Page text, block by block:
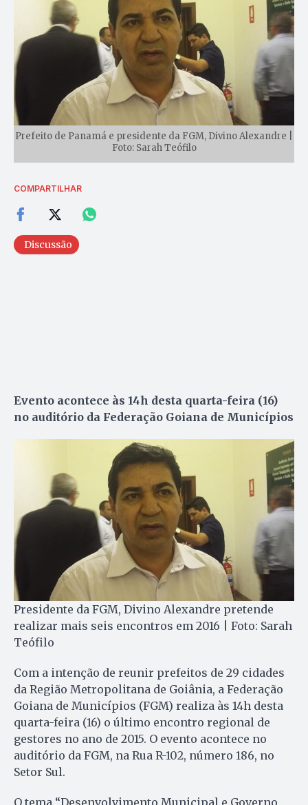
Prefeito de Panamá e presidente da FGM, Divino Alexandre |
Foto: Sarah Teófilo
COMPARTILHAR
Discussão
Evento acontece às 14h desta quarta-feira (16)
no auditório da Federação Goiana de Municípios
Presidente da FGM, Divino Alexandre pretende
realizar mais seis encontros em 2016 | Foto: Sarah
Teófilo
Com a intenção de reunir prefeitos de 29 cidades
da Região Metropolitana de Goiânia, a Federação
Goiana de Municípios (FGM) realiza às 14h desta
quarta-feira (16) o último encontro regional de
gestores no ano de 2015. O evento acontece no
auditório da FGM, na Rua R-102, número 186, no
Setor Sul.
O tema “Desenvolvimento Municipal e Governo